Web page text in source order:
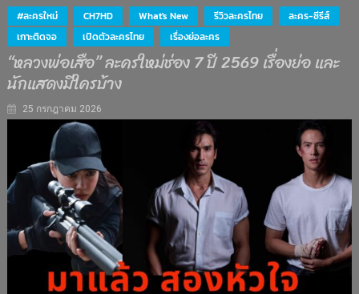
#ละครใหม่ CH7HD What's New รีวิวละครไทย
ละคร-ซีรีส์
เกาะติดจอ
เปิดตัวละครไทย เรื่องย่อละคร
“หลวงพ่อเสือ” ละครใหม่ช่อง 7 ปี 2569 เรื่องย่อ และ
นักแสดงมีใครบ้าง
25 กรกฎาคม 2026